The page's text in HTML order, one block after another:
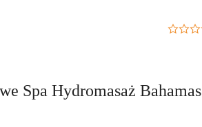
Spa Hydromasaż Bahamas